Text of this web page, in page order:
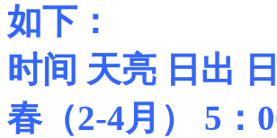
如下：
时间 天亮 日出
春（2-4月） 5：